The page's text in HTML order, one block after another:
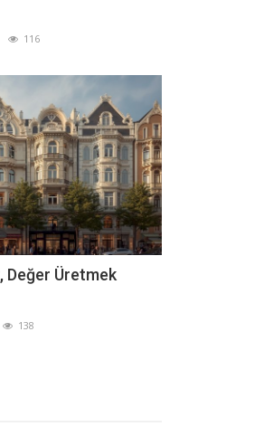
116
Değer Üretmek
138